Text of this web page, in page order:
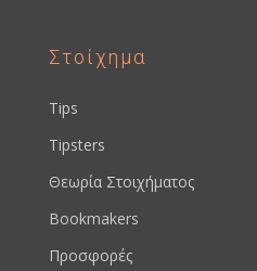
Στοίχημα
Tips
Tipsters
Θεωρία Στοιχήματος
Bookmakers
Προσφορές